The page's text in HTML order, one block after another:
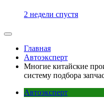
2 недели спустя
Главная
Автоэксперт
Многие китайские
систему подбора
Автоэксперт